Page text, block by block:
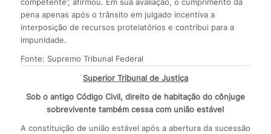
pena apenas após o trânsito em julgado incentiva a
interposição de recursos protelatórios e contribui para a
impunidade.
Fonte: Supremo Tribunal Federal
Superior Tribunal de Justiça
Sob o antigo Código Civil, direito de habitação do cônjuge
sobrevivente também cessa com união estável
A constituição de união estável após a abertura da sucessão